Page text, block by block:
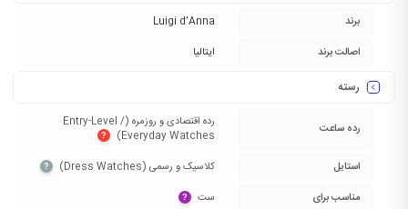
برند
Luigi d’Anna
اصالت برند
ایتالیا
رسته
رده ساعت
رده اقتصادی و روزمره (Entry-Level /
Everyday Watches)‏
?
استایل کلاسیک و رسمی (Dress Watches)‏ ?
مناسب برای ست‏ ?